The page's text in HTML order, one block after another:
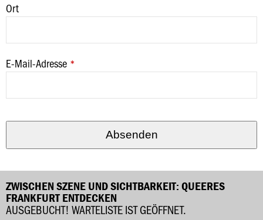
Ort
E-Mail-Adresse *
Website
Absenden
ZWISCHEN SZENE UND SICHTBARKEIT: QUEERES
FRANKFURT ENTDECKEN
AUSGEBUCHT! WARTELISTE IST GEÖFFNET.